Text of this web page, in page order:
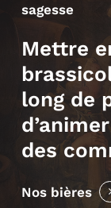
sagesse
Mettre
long de
des
Nos bières